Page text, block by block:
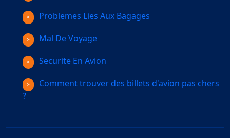
Problemes Lies Aux Bagages
Mal De Voyage
Securite En Avion
Comment trouver des billets d'avion pas chers
?